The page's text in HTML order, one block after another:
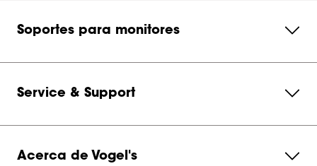
Soportes para monitores
Service & Support
Acerca de Vogel's